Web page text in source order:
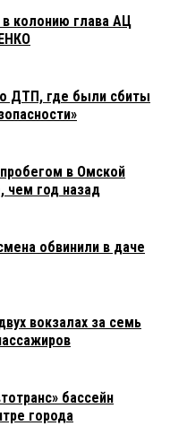
колонию глава АЦ
ДТП, где были сбиты
в Омской
чем год назад
обвинили в даче
вокзалах за семь
бассейн
города